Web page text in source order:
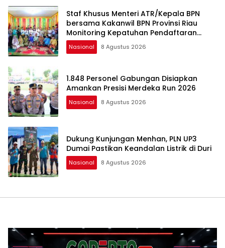
Staf Khusus Menteri ATR/Kepala BPN
bersama Kakanwil BPN Provinsi Riau
Monitoring Kepatuhan Pendaftaran
Tanah Ulayat
Nasional 8 Agustus 2026
1.848 Personel Gabungan Disiapkan
Amankan Presisi Merdeka Run 2026
Nasional 8 Agustus 2026
Dukung Kunjungan Menhan, PLN UP3
Dumai Pastikan Keandalan Listrik di Duri
Nasional 8 Agustus 2026